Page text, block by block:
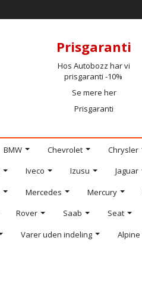
Prisgaranti
Hos Autobozz har vi
prisgaranti -10%
Se mere her
Prisgaranti
BMW Chevrolet Chrysler
Iveco Izusu Jaguar
Mercedes Mercury
Rover Saab Seat
Varer uden indeling Alpine